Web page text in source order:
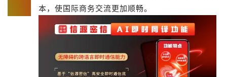
本，使国际商务交流更加顺畅。